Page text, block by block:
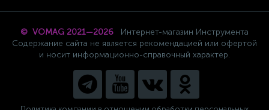
© VOMAG 2021—2026
Интернет-магазин Инструмента
Содержание сайта не является рекомендацией или офертой
и носит информационно-справочный характер.